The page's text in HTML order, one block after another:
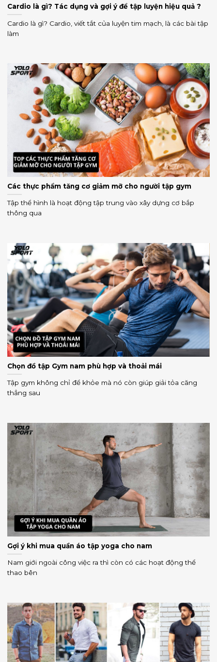
Cardio là gì? Tác dụng và gợi ý để tập luyện hiệu quả ?
Cardio là gì? Cardio, viết tắt của luyện tim mạch, là các bài tập
làm
Các thực phẩm tăng cơ giảm mỡ cho người tập gym
Tập thể hình là hoạt động tập trung vào xây dựng cơ bắp
thông qua
Chọn đồ tập Gym nam phù hợp và thoải mái
Tập gym không chỉ để khỏe mà nó còn giúp giải tỏa căng
thẳng sau
Gợi ý khi mua quần áo tập yoga cho nam
Nam giới ngoài công việc ra thì còn có các hoạt động thể
thao bên